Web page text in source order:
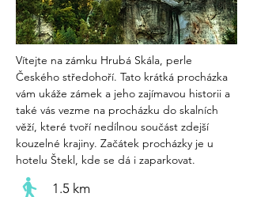
Vítejte na zámku Hrubá Skála, perle
Českého středohoří. Tato krátká procházka
vám ukáže zámek a jeho zajímavou historii a
také vás vezme na procházku do skalních
věží, které tvoří nedílnou součást zdejší
kouzelné krajiny. Začátek procházky je u
hotelu Štekl, kde se dá i zaparkovat.
1.5 km